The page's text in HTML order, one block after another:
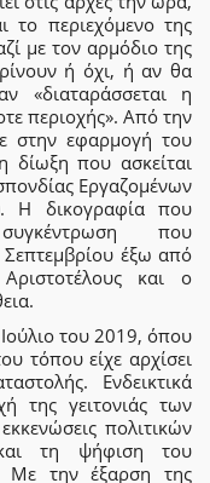
το περιεχόμενο της
με τον αρμόδιο της
ή όχι, ή αν θα
«διαταράσσεται η
περιοχής». Από την
στην εφαρμογή του
δίωξη που ασκείται
Εργαζομένων
Η δικογραφία που
που
έξω από
και ο
του 2019, όπου
τόπου είχε αρχίσει
Ενδεικτικά
της γειτονιάς των
πολιτικών
τη ψήφιση του
Με την έξαρση της